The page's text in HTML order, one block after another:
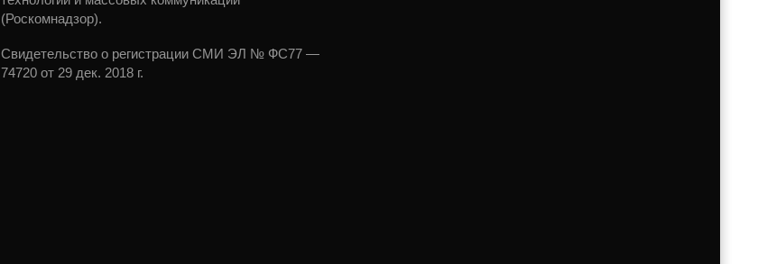
(Роскомнадзор).
Свидетельство о регистрации СМИ ЭЛ № ФС77 —
74720 от 29 дек. 2018 г.